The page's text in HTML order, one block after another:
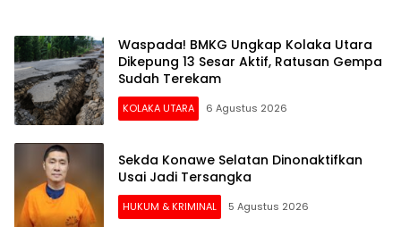
Waspada! BMKG Ungkap Kolaka Utara
Dikepung 13 Sesar Aktif, Ratusan Gempa
Sudah Terekam
KOLAKA UTARA 6 Agustus 2026
Sekda Konawe Selatan Dinonaktifkan
Usai Jadi Tersangka
HUKUM & KRIMINAL 5 Agustus 2026